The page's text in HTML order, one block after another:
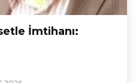
İmtihanı: